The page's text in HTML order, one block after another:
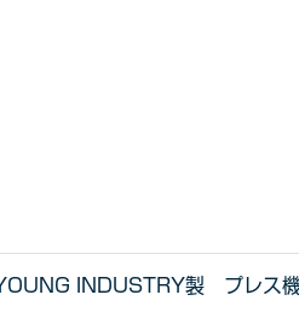
INDUSTRY製 プレス